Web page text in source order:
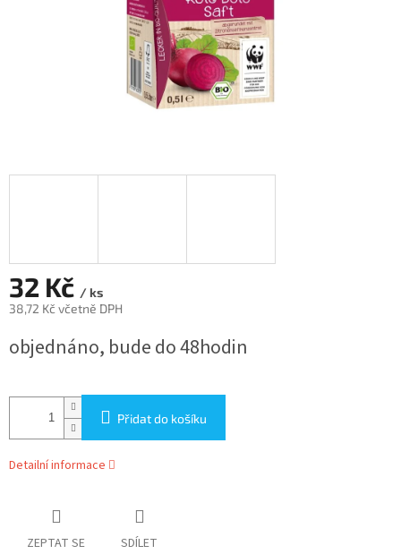
32 Kč / ks
38,72 Kč včetně DPH
cena:
objednáno, bude do 48hodin
Přidat do košíku
Detailní informace
ZEPTAT SE SDÍLET